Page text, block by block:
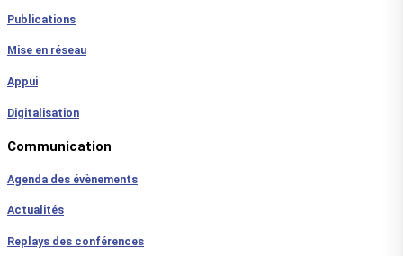
Publications
Mise en réseau
Appui
Digitalisation
Communication
Agenda des évènements
Actualités
Replays des conférences